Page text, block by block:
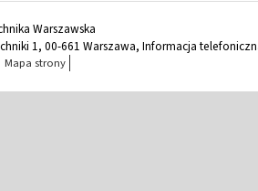
Warszawska
1, 00-661 Warszawa, Informacja
Mapa strony